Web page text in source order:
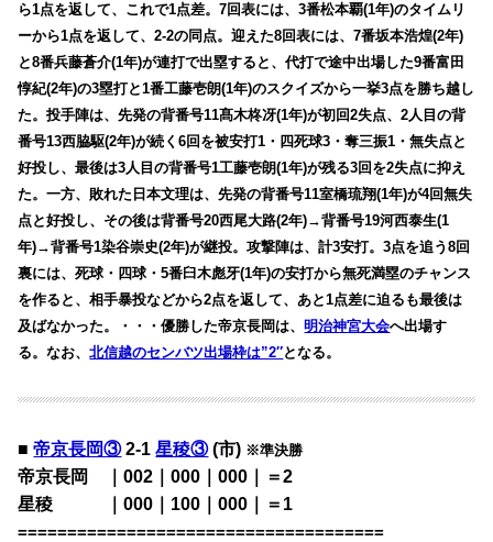
ら1点を返して、これで1点差。7回表には、3番松本覇(1年)のタイムリ
ーから1点を返して、2-2の同点。迎えた8回表には、7番坂本浩煌(2年)
と8番兵藤蒼介(1年)が連打で出塁すると、代打で途中出場した9番富田
惇紀(2年)の3塁打と1番工藤壱朗(1年)のスクイズから一挙3点を勝ち越し
た。投手陣は、先発の背番号11髙木柊冴(1年)が初回2失点、2人目の背
番号13西脇駆(2年)が続く6回を被安打1・四死球3・奪三振1・無失点と
好投し、最後は3人目の背番号1工藤壱朗(1年)が残る3回を2失点に抑え
た。一方、敗れた日本文理は、先発の背番号11室橋琉翔(1年)が4回無失
点と好投し、その後は背番号20西尾大路(2年)→背番号19河西泰生(1
年)→背番号1染谷崇史(2年)が継投。攻撃陣は、計3安打。3点を追う8回
裏には、死球・四球・5番臼木彪牙(1年)の安打から無死満塁のチャンス
を作ると、相手暴投などから2点を返して、あと1点差に迫るも最後は
及ばなかった。・・・優勝した帝京長岡は、明治神宮大会へ出場す
る。なお、北信越のセンバツ出場枠は”2″となる。
■帝京長岡③2-1 星稜③(市) ※準決勝
帝京長岡 ｜002｜000｜000｜＝2
星稜 ｜000｜100｜000｜＝1
=====================================